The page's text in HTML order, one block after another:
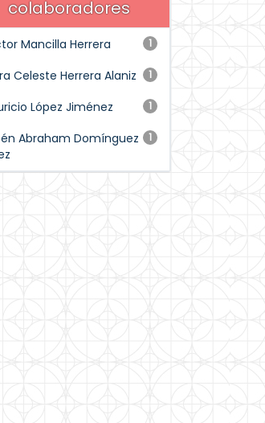
colaboradores
1
Mancilla Herrera
1
Celeste Herrera Alaniz
1
López Jiménez
1
Abraham Domínguez